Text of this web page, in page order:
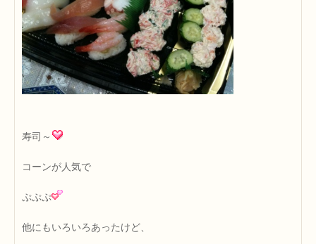
寿司～
コーンが人気で
ぷぷぷ
他にもいろいろあったけど、